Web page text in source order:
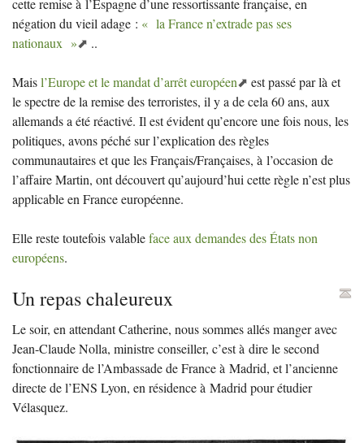
cette remise à l’Espagne d’une ressortissante française, en
négation du vieil adage : « la France n’extrade pas ses
nationaux » ..
Maisl’Europe et le mandat d’arrêt européen
est passé par là et
le spectre de la remise des terroristes, il y a de cela 60 ans, aux
allemands a été réactivé. Il est évident qu’encore une fois nous, les
politiques, avons péché sur l’explication des règles
communautaires et que les Français/Françaises, à l’occasion de
l’affaire Martin, ont découvert qu’aujourd’hui cette règle n’est plus
applicable en France européenne.
Elle reste toutefois valableface aux demandes des États non
européens.
Un repas chaleureux
Le soir, en attendant Catherine, nous sommes allés manger avec
Jean-Claude Nolla, ministre conseiller, c’est à dire le second
fonctionnaire de l’Ambassade de France à Madrid, et l’ancienne
directe de l’ENS Lyon, en résidence à Madrid pour étudier
Vélasquez.